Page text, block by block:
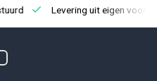
Levering uit eigen